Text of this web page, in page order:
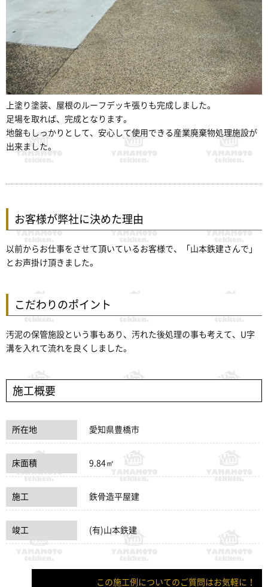
上塗り塗装、屋根のルーフデッキ張りも完成しました。
足場を取れば、完成となります。
地盤もしっかりとして、安心して使用できる産業廃棄物処理施設が
出来ました。
お客様が弊社に決めた理由
以前からお仕事をさせて頂いているお客様で、「山本鉄建さんで」
とお声掛け頂きました。
こだわりのポイント
汚泥の保管施設という事もあり、汚れた後処理の事も考えて、U字
溝を入れて流れを良くしました。
施工概要
所在地 愛知県豊橋市
床面積 9.84㎡
施工 鉄骨造平屋建
竣工 (有)山本鉄建
この施工例についてのご質問はお気軽に！